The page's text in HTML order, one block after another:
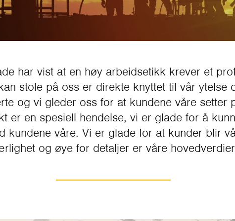
har vist at en høy arbeidsetikk krever et
stole på oss er direkte knyttet til vår ytelse
og vi gleder oss for at kundene våre setter
er en spesiell hendelse, vi er glade for å
kundene våre. Vi er glade for at kunder blir
og øye for detaljer er våre